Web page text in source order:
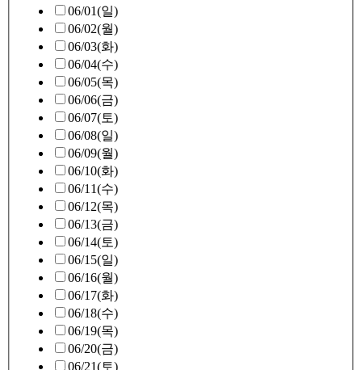
06/01(일)
06/02(월)
06/03(화)
06/04(수)
06/05(목)
06/06(금)
06/07(토)
06/08(일)
06/09(월)
06/10(화)
06/11(수)
06/12(목)
06/13(금)
06/14(토)
06/15(일)
06/16(월)
06/17(화)
06/18(수)
06/19(목)
06/20(금)
06/21(토)